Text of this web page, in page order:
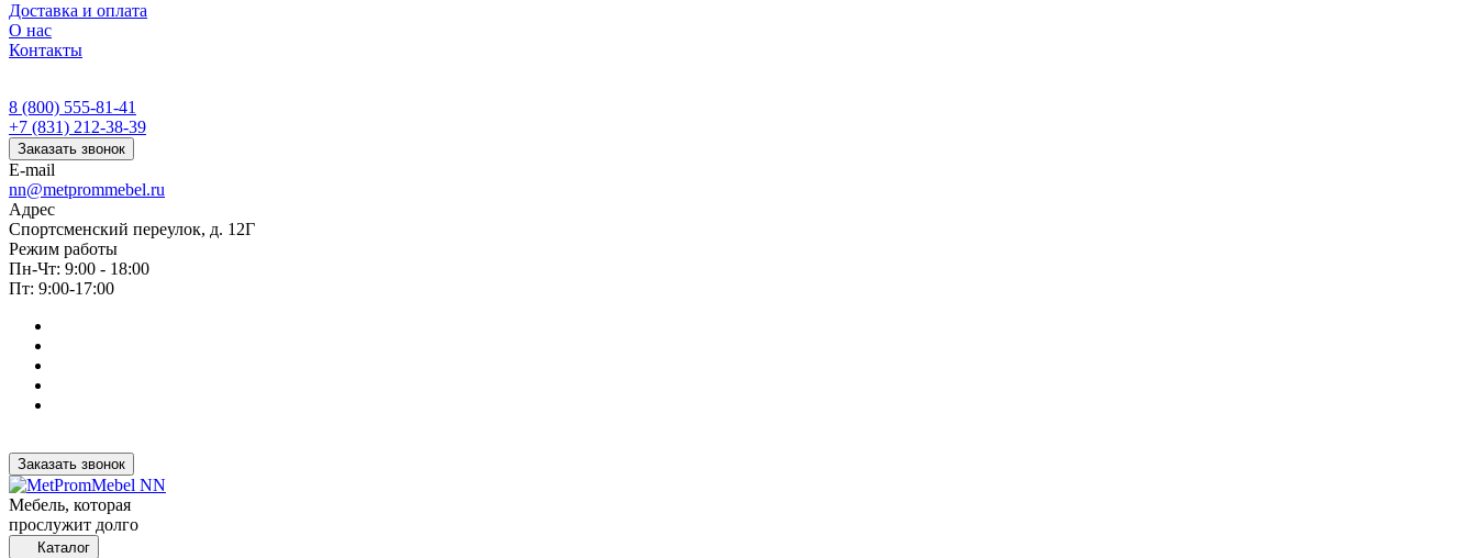
Доставка и оплата
О нас
Контакты
8 (800) 555-81-41
+7 (831) 212-38-39
Заказать звонок
E-mail
nn@metprommebel.ru
Адрес
Спортсменский переулок, д. 12Г
Режим работы
Пн-Чт: 9:00 - 18:00
Пт: 9:00-17:00
Заказать звонок
Мебель, которая
прослужит долго
Каталог